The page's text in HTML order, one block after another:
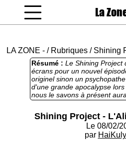
La
LA ZONE - / Rubriques / Shining
Résumé : Le Shining Project
écrans pour un nouvel
originel sinon un
d'une grande apocalypse
nous le savons à présent
au lancement de cette
a averti qu'HaiKulysse
phrases décontextualisés
exercice de collage mais là
qu'elles sont les œuvres
Shining Project -
Le 08/02/
par